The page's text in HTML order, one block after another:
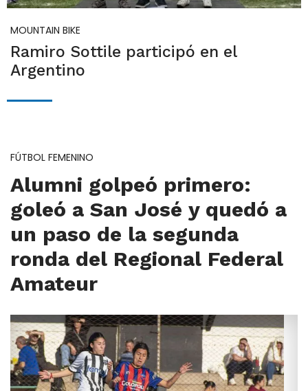
MOUNTAIN BIKE
Ramiro Sottile participó en el
Argentino
FÚTBOL FEMENINO
Alumni golpeó primero:
goleó a San José y quedó a
un paso de la segunda
ronda del Regional Federal
Amateur